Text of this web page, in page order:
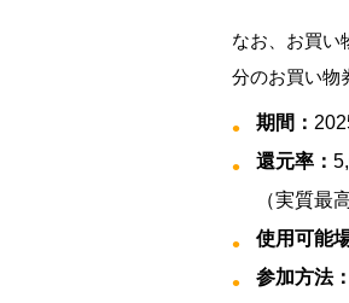
なお、お買い
分のお買い物
期間：
還元率：
（実質最
使用可能
参加方法：